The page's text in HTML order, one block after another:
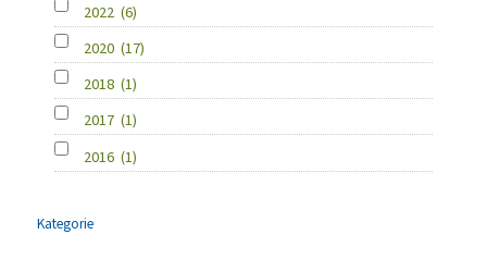
2022 (6)
2020 (17)
2018 (1)
2017 (1)
2016 (1)
Kategorie